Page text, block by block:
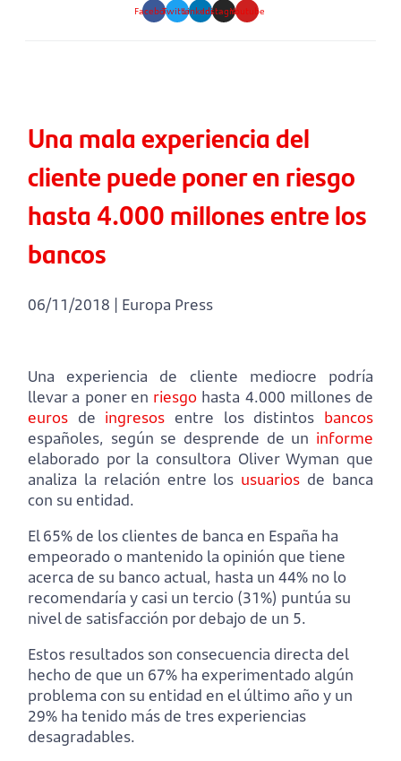
FacebookTwitterLinkedinInstagramYoutube
Una mala experiencia del
cliente puede poner en riesgo
hasta 4.000 millones entre los
bancos
06/11/2018 | Europa Press
Una experiencia de cliente mediocre podría
llevar a poner en riesgo hasta 4.000 millones de
euros de ingresos entre los distintos bancos
españoles, según se desprende de un informe
elaborado por la consultora Oliver Wyman que
analiza la relación entre los usuarios de banca
con su entidad.
El 65% de los clientes de banca en España ha
empeorado o mantenido la opinión que tiene
acerca de su banco actual, hasta un 44% no lo
recomendaría y casi un tercio (31%) puntúa su
nivel de satisfacción por debajo de un 5.
Estos resultados son consecuencia directa del
hecho de que un 67% ha experimentado algún
problema con su entidad en el último año y un
29% ha tenido más de tres experiencias
desagradables.